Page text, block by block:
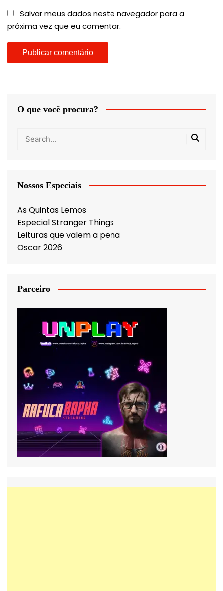
Salvar meus dados neste navegador para a
próxima vez que eu comentar.
O que você procura?
Nossos Especiais
As Quintas Lemos
Especial Stranger Things
Leituras que valem a pena
Oscar 2026
Parceiro